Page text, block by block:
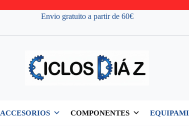
Envio gratuito a partir de 60€
ACCESORIOS COMPONENTES